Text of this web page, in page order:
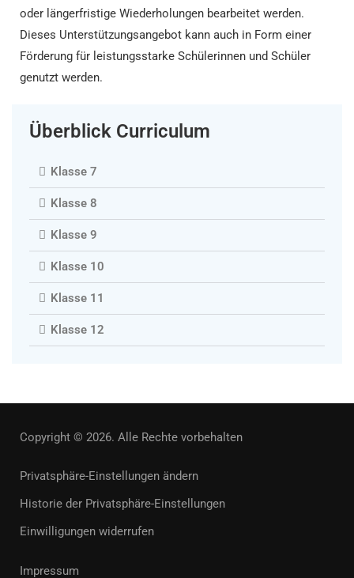
oder längerfristige Wiederholungen bearbeitet werden.
Dieses Unterstützungsangebot kann auch in Form einer
Förderung für leistungsstarke Schülerinnen und Schüler
genutzt werden.
Überblick Curriculum
Klasse 7
Klasse 8
Klasse 9
Klasse 10
Klasse 11
Klasse 12
Copyright © 2026. Alle Rechte vorbehalten
Privatsphäre-Einstellungen ändern
Historie der Privatsphäre-Einstellungen
Einwilligungen widerrufen
Impressum